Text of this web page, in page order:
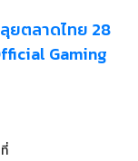
ยตลาดไทย 28
Gaming